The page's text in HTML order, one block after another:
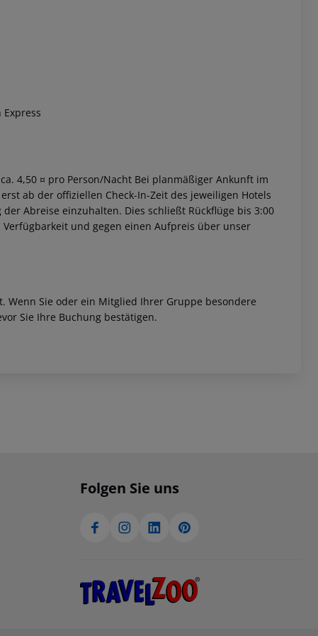
4,50 ¤ pro Person/Nacht Bei planmäßiger Ankunft im
ab der offiziellen Check-In-Zeit des jeweiligen Hotels
Abreise einzuhalten. Dies schließt Rückflüge bis 3:00
Verfügbarkeit und gegen einen Aufpreis über unser
Wenn Sie oder ein Mitglied Ihrer Gruppe besondere
Sie Ihre Buchung bestätigen.
Folgen Sie uns